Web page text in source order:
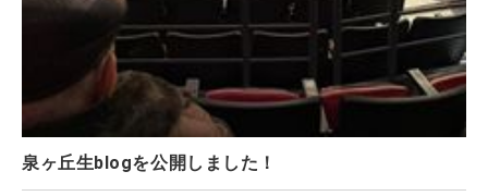
泉ヶ丘生blogを公開しました！